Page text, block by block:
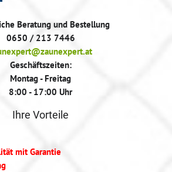
Beratung und Bestellung
0650 / 213 7446
Geschäftszeiten:
Montag - Freitag
8:00 - 17:00 Uhr
Ihre Vorteile
mit Garantie